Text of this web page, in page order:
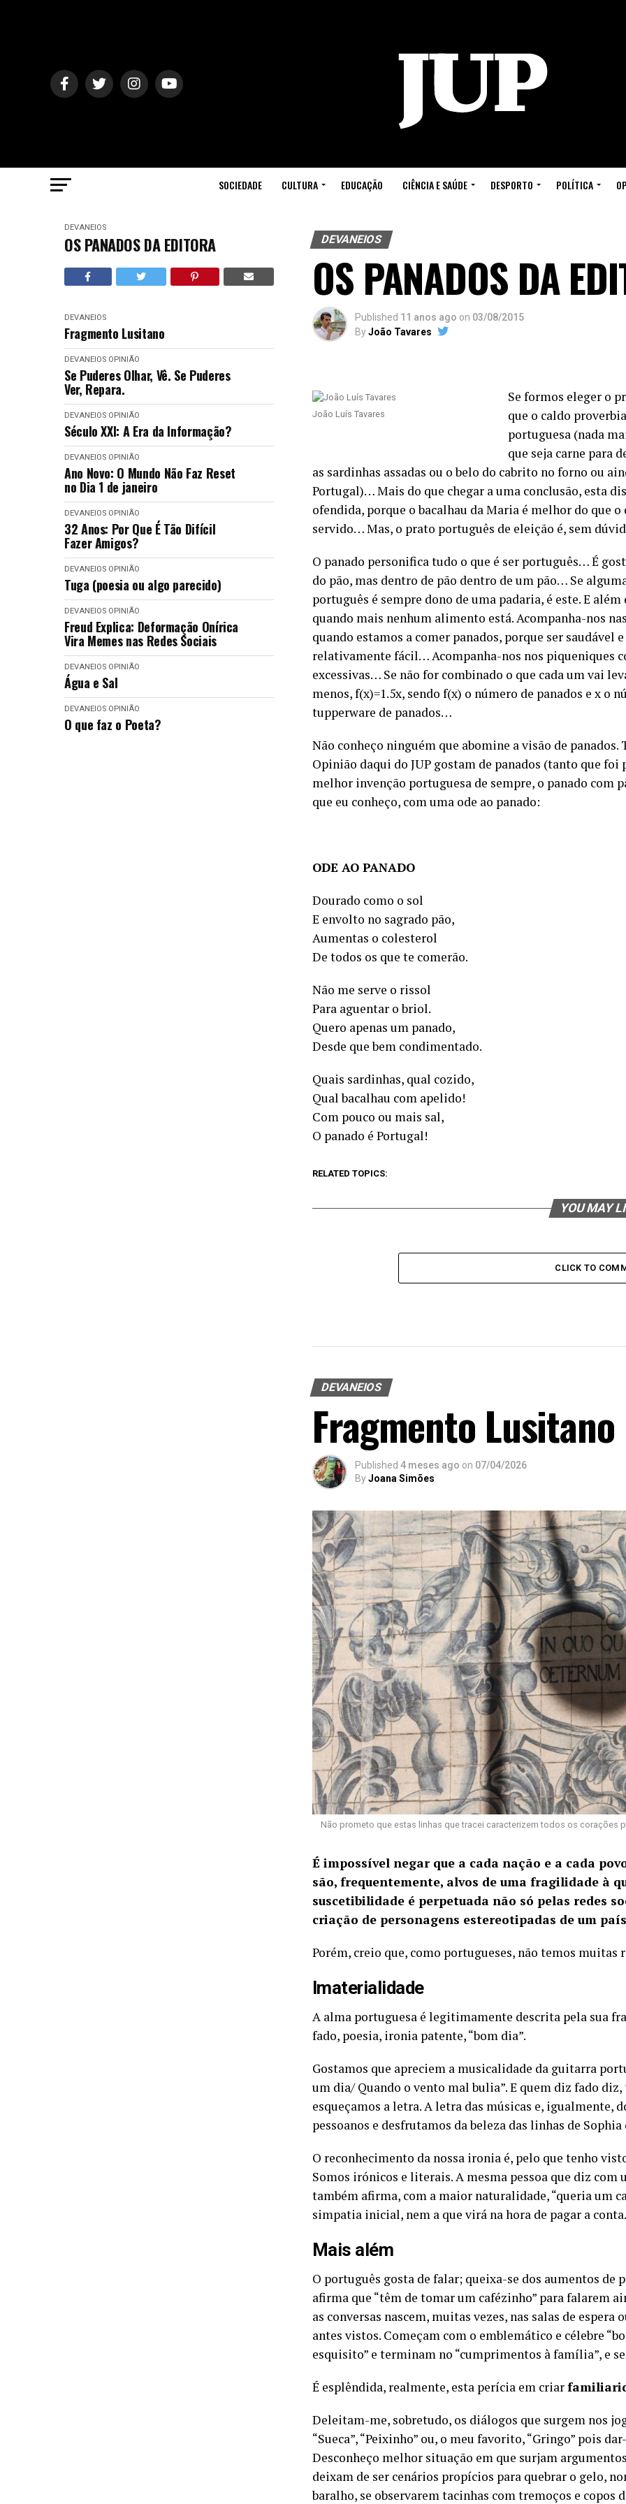
SOCIEDADE CULTURA EDUCAÇÃO CIÊNCIA E SAÚDE DESPORTO POLÍTICA
DEVANEIOS
OS PANADOS DA EDITORA
DEVANEIOS
Fragmento Lusitano
DEVANEIOS OPINIÃO
Se Puderes Olhar, Vê. Se Puderes
Ver, Repara.
DEVANEIOS OPINIÃO
Século XXI: A Era da Informação?
DEVANEIOS OPINIÃO
Ano Novo: O Mundo Não Faz Reset
no Dia 1 de janeiro
DEVANEIOS OPINIÃO
32 Anos: Por Que É Tão Difícil
Fazer Amigos?
DEVANEIOS OPINIÃO
Tuga (poesia ou algo parecido)
DEVANEIOS OPINIÃO
Freud Explica: Deformação Onírica
Vira Memes nas Redes Sociais
DEVANEIOS OPINIÃO
Água e Sal
DEVANEIOS OPINIÃO
O que faz o Poeta?
DEVANEIOS
OS PANADOS DA
Published 11 anos ago on 03/08/2015
ByJoão Tavares
João Luís Tavares
Se formos eleger o
que o caldo
portuguesa (nada
que seja carne para
as sardinhas assadas ou o belo do cabrito no forno ou
Portugal)… Mais do que chegar a uma conclusão, esta
ofendida, porque o bacalhau da Maria é melhor do que o
servido… Mas, o prato português de eleição é, sem
O panado personifica tudo o que é ser português… É
do pão, mas dentro de pão dentro de um pão… Se
português é sempre dono de uma padaria, é este. E
quando mais nenhum alimento está. Acompanha-nos
quando estamos a comer panados, porque ser saudável
relativamente fácil… Acompanha-nos nos piqueniques
excessivas… Se não for combinado o que cada um vai
menos, f(x)=1.5x, sendo f(x) o número de panados e x
tupperware de panados…
Não conheço ninguém que abomine a visão de
Opinião daqui do JUP gostam de panados (tanto que foi
melhor invenção portuguesa de sempre, o panado com
que eu conheço, com uma ode ao panado:
ODE AO PANADO
Dourado como o sol
E envolto no sagrado pão,
Aumentas o colesterol
De todos os que te comerão.
Não me serve o rissol
Para aguentar o briol.
Quero apenas um panado,
Desde que bem condimentado.
Quais sardinhas, qual cozido,
Qual bacalhau com apelido!
Com pouco ou mais sal,
O panado é Portugal!
RELATED TOPICS:
YOU MAY
CLICK TO
DEVANEIOS
Fragmento Lusitano
Published 4 meses ago on 07/04/2026
ByJoana Simões
Não prometo que estas linhas que tracei caracterizem todos os corações
É impossível negar que a cada nação e a cada
são, frequentemente, alvos de uma fragilidade à
suscetibilidade é perpetuada não só pelas redes
criação de personagens estereotipadas de um
Porém, creio que, como portugueses, não temos muitas
Imaterialidade
A alma portuguesa é legitimamente descrita pela sua
fado, poesia, ironia patente, “bom dia”.
Gostamos que apreciem a musicalidade da guitarra
um dia/ Quando o vento mal bulia”. E quem diz fado
esqueçamos a letra. A letra das músicas e, igualmente,
pessoanos e desfrutamos da beleza das linhas de
O reconhecimento da nossa ironia é, pelo que tenho
Somos irónicos e literais. A mesma pessoa que diz com
também afirma, com a maior naturalidade, “queria um
simpatia inicial, nem a que virá na hora de pagar a conta.
Mais além
O português gosta de falar; queixa-se dos aumentos de
afirma que “têm de tomar um cafézinho” para falarem
as conversas nascem, muitas vezes, nas salas de
antes vistos. Começam com o emblemático e célebre
esquisito” e terminam no “cumprimentos à família”, e
É esplêndida, realmente, esta perícia em criar
Deleitam-me, sobretudo, os diálogos que surgem nos
“Sueca”, “Peixinho” ou, o meu favorito, “Gringo” pois
Desconheço melhor situação em que surjam
deixam de ser cenários propícios para quebrar o gelo,
baralho, se observarem tacinhas com tremoços e copos